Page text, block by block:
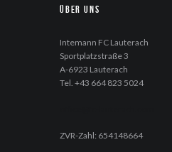
Über uns
Intemann FC Lauterach
Sportplatzstraße 3
A-6923 Lauterach
Tel. +43 664 823 5024
ZVR-Zahl: 654148664